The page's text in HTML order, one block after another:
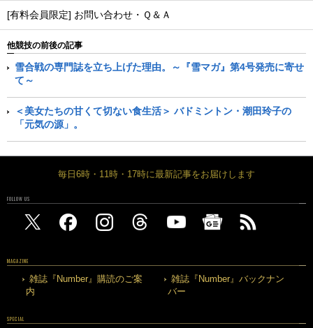
[有料会員限定] お問い合わせ・Ｑ＆Ａ
他競技の前後の記事
雪合戦の専門誌を立ち上げた理由。～『雪マガ』第4号発売に寄せ
て～
＜美女たちの甘くて切ない食生活＞ バドミントン・潮田玲子の
「元気の源」。
毎日6時・11時・17時に最新記事をお届けします
FOLLOW US
MAGAZINE
雑誌『Number』購読のご案
内
雑誌『Number』バックナン
バー
SPECIAL